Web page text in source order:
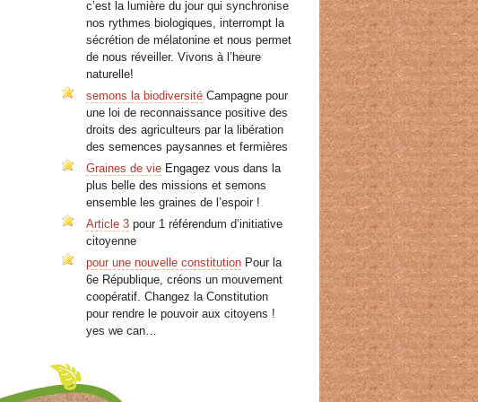
c’est la lumière du jour qui synchronise
nos rythmes biologiques, interrompt la
sécrétion de mélatonine et nous permet
de nous réveiller. Vivons à l’heure
naturelle!
semons la biodiversitéCampagne pour
une loi de reconnaissance positive des
droits des agriculteurs par la libération
des semences paysannes et fermières
Graines de vieEngagez vous dans la
plus belle des missions et semons
ensemble les graines de l’espoir !
Article 3pour 1 référendum d’initiative
citoyenne
pour une nouvelle constitutionPour la
6e République, créons un mouvement
coopératif. Changez la Constitution
pour rendre le pouvoir aux citoyens !
yes we can…